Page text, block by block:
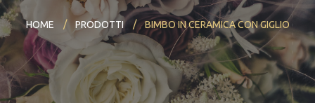
HOME PRODOTTI BIMBO IN CERAMICA CON GIGLIO